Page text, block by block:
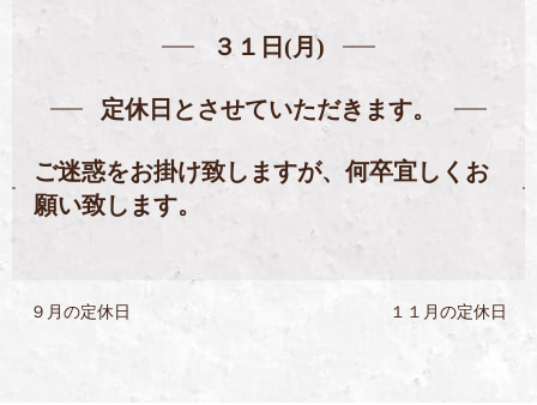
３１日(月)
定休日とさせていただきます。
ご迷惑をお掛け致しますが、何卒宜しくお
願い致します。
９月の定休日 １１月の定休日